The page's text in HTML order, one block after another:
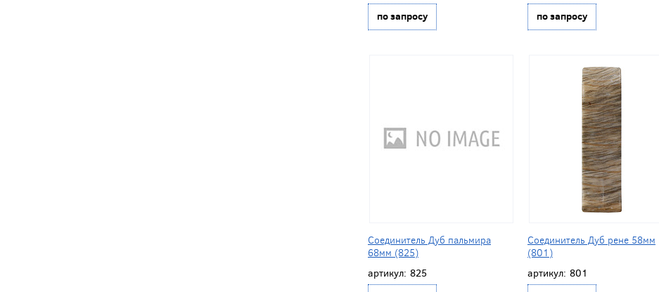
по запросу по запросу
Соединитель Дуб пальмира
68мм (825)
артикул: 825
Соединитель Дуб рене 58мм
(801)
артикул: 801